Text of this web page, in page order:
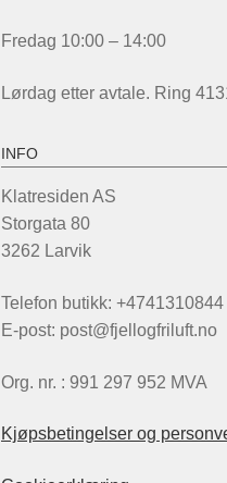
Fredag 10:00 – 14:00
Lørdag etter avtale. Ring
INFO
Klatresiden AS
Storgata 80
3262 Larvik
Telefon butikk: +4741310844
E-post: post@fjellogfriluft.no
Org. nr. : 991 297 952 MVA
Kjøpsbetingelser og